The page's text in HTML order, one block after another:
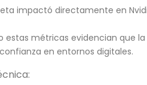
impactó directamente en
métricas evidencian que la
en entornos digitales.